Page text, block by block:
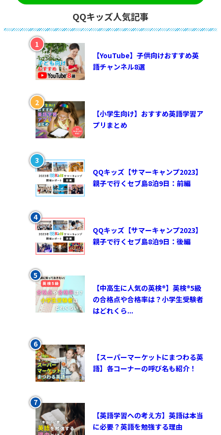
QQキッズ人気記事
【YouTube】子供向けおすすめ英
語チャンネル8選
【小学生向け】おすすめ英語学習ア
プリまとめ
QQキッズ【サマーキャンプ2023】
親子で行くセブ島8泊9日：前編
QQキッズ【サマーキャンプ2023】
親子で行くセブ島8泊9日：後編
【中高生に人気の英検®︎】英検®︎5級
の合格点や合格率は？小学生受験者
はどれくら...
【スーパーマーケットにまつわる英
語】各コーナーの呼び名も紹介！
【英語学習への考え方】英語は本当
に必要？英語を勉強する理由